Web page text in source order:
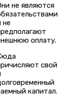
не являются
не
оплату.
свой
капитал.